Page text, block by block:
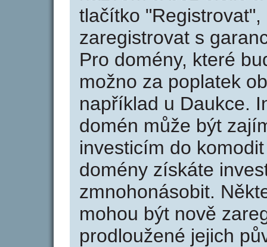
tlačítko
zaregistrovat s
Pro domény, které
možno za poplatek
například u Daukce.
domén může být
investicím do
domény získáte
zmnohonásobit.
mohou být nově
prodloužené jejich